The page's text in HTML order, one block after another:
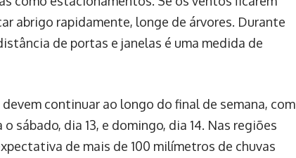
abrigo rapidamente, longe de árvores. Durante
de portas e janelas é uma medida de
continuar ao longo do final de semana, com
sábado, dia 13, e domingo, dia 14. Nas regiões
de mais de 100 milímetros de chuvas